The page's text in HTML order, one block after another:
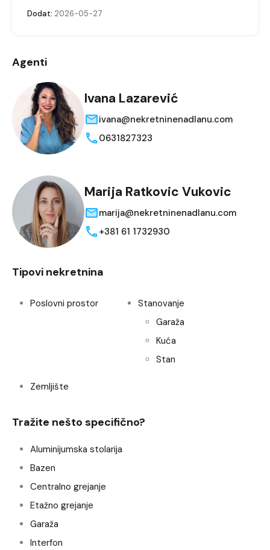
Dodat: 2026-05-27
Agenti
Ivana Lazarević
ivana@nekretninenadlanu.com
0631827323
Marija Ratkovic Vukovic
marija@nekretninenadlanu.com
+381 61 1732930
Tipovi nekretnina
Poslovni prostor
Stanovanje
Garaža
Kuća
Stan
Zemljište
Tražite nešto specifično?
Aluminijumska stolarija
Bazen
Centralno grejanje
Etažno grejanje
Garaža
Interfon